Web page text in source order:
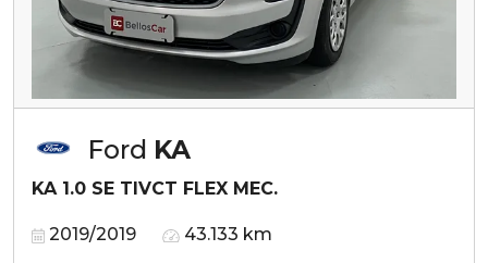
Ford KA
KA 1.0 SE TIVCT FLEX MEC.
2019/2019 43.133 km